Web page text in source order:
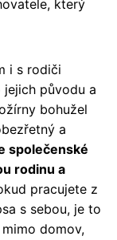
který
i s rodiči
původu a
bohužel
a
společenské
rodinu a
pracujete z
s sebou, je to
domov,